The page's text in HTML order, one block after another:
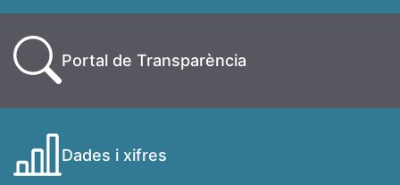
Portal de Transparència
Dades i xifres